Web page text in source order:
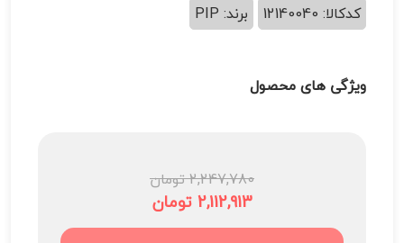
کدکالا: 12140040 برند: PIP
ویژگی های محصول
2,247,780 تومان
2,112,913 تومان